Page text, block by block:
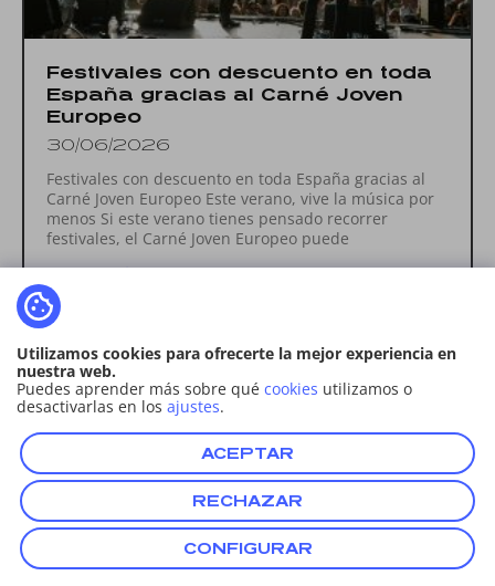
Festivales con descuento en toda
España gracias al Carné Joven
Europeo
30/06/2026
Festivales con descuento en toda España gracias al
Carné Joven Europeo Este verano, vive la música por
menos Si este verano tienes pensado recorrer
festivales, el Carné Joven Europeo puede
Leer más
Utilizamos cookies para ofrecerte la mejor experiencia en
nuestra web.
Puedes aprender más sobre qué cookies utilizamos o
desactivarlas en los ajustes.
ACEPTAR
RECHAZAR
CONFIGURAR